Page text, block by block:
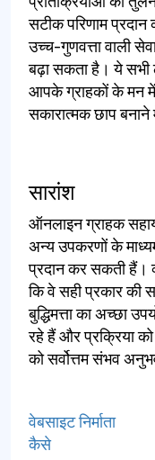
सटीक परिणाम
उच्च-गुणवत्ता वाली
बढ़ा सकता है। ये
आपके ग्राहकों के मन
सकारात्मक छाप
सारांश
ऑनलाइन ग्राहक
अन्य उपकरणों के
प्रदान कर सकती हैं।
कि वे सही प्रकार की
बुद्धिमत्ता का अच्छा
रहे हैं और प्रक्रिया
को सर्वोत्तम संभव
वेबसाइट निर्माता
कैसे